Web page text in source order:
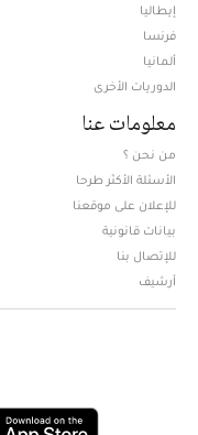
إيطاليا
فرنسا
ألمانيا
الدوريات الأخرى
معلومات عنا
من نحن ؟
الأسئلة الأكثر طرحا
للإعلان على موقعنا
بيانات قانونية
للإتصال بنا
أرشيف